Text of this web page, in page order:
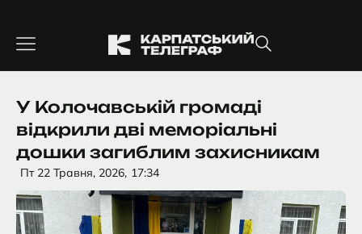
вмісту
У Колочавській громаді
відкрили дві меморіальні
дошки загиблим захисникам
Пт 22 Травня, 2026, 17:34